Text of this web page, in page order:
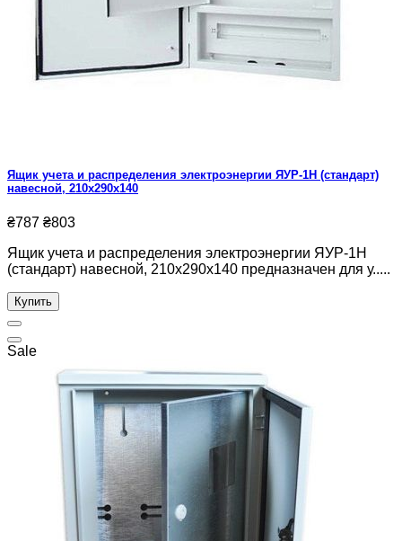
Ящик учета и распределения электроэнергии ЯУР-1Н (стандарт)
навесной, 210x290x140
₴787 ₴803
Ящик учета и распределения электроэнергии ЯУР-1Н
(стандарт) навесной, 210x290x140 предназначен для у.....
Купить
Sale